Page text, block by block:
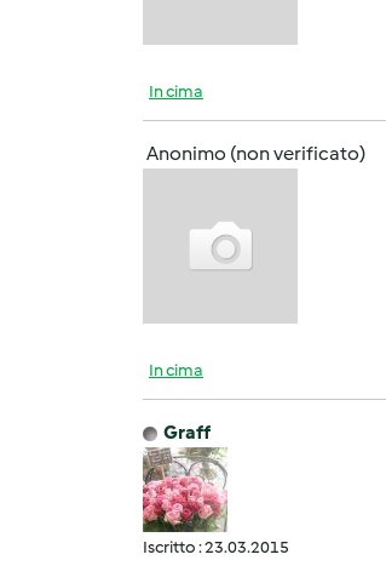
In cima
Anonimo (non verificato)
In cima
Graff
Iscritto : 23.03.2015